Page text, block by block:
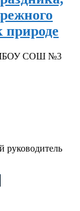
МБОУ СОШ №3